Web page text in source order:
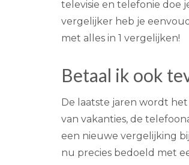
televisie en telefonie doe
vergelijker heb je
met alles in 1 vergelijken!
Betaal ik ook
De laatste jaren wordt
van vakanties, de
een nieuwe vergelijking
nu precies bedoeld met